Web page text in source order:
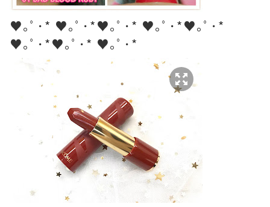
♥｡ﾟ･* ♥｡ﾟ･*♥｡ﾟ･* ♥｡ﾟ･*♥｡ﾟ･*
♥｡ﾟ･*♥｡ﾟ･* ♥｡ﾟ･*